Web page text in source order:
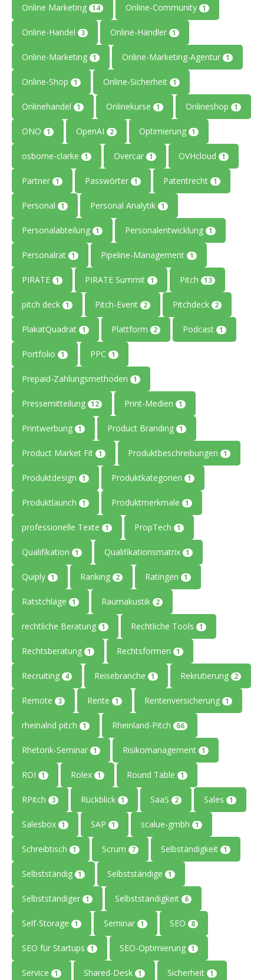
Online Marketing 14 Online-Community 1
Online-Handel 3 Online-Händler 1
Online-Marketing 1 Online-Marketing-Agentur 1
Online-Shop 1 Online-Sicherheit 1
Onlinehandel 1 Onlinekurse 1 Onlineshop 1
ONO 1 OpenAI 2 Optimierung 1
osborne-clarke 1 Overcar 1 OVHcloud 1
Partner 1 Passwörter 1 Patentrecht 1
Personal 1 Personal Analytik 1
Personalabteilung 1 Personalentwicklung 1
Personalrat 1 Pipeline-Management 1
PIRATE 1 PIRATE Summit 1 Pitch 13
pitch deck 1 Pitch-Event 2 Pitchdeck 2
PlakatQuadrat 1 Plattform 2 Podcast 1
Portfolio 1 PPC 1
Prepaid-Zahlungsmethoden 1
Pressemitteilung 12 Print-Medien 1
Printwerbung 1 Product Branding 1
Product Market Fit 1 Produktbeschreibungen 1
Produktdesign 1 Produktkategorien 1
Produktlaunch 1 Produktmerkmale 1
professionelle Texte 1 PropTech 1
Qualifikation 1 Qualifikationsmatrix 1
Quiply 1 Ranking 2 Ratingen 1
Ratstchläge 1 Raumakustik 2
rechtliche Beratung 1 Rechtliche Tools 1
Rechtsberatung 1 Rechtsformen 1
Recruiting 4 Reisebranche 1 Rekrutierung 2
Remote 3 Rente 1 Rentenversicherung 1
rheinalnd pitch 1 Rheinland-Pitch 66
Rhetorik-Seminar 1 Risikomanagement 1
ROI 1 Rolex 1 Round Table 1
RPitch 3 Rückblick 1 SaaS 2 Sales 1
Salesbox 1 SAP 1 scalue-gmbh 1
Schreibtisch 1 Scrum 7 Selbständigkeit 1
Selbstständig 1 Selbstständige 1
Selbstständiger 1 Selbstständigkeit 6
Self-Storage 1 Seminar 1 SEO 8
SEO für Startups 1 SEO-Optimierung 1
Service 1 Shared-Desk 1 Sicherheit 1